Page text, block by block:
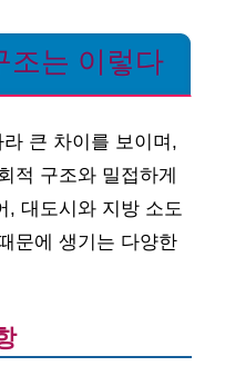
조는 이렇다
큰 차이를 보이며,
적 구조와 밀접하게
, 대도시와 지방 소도
문에 생기는 다양한